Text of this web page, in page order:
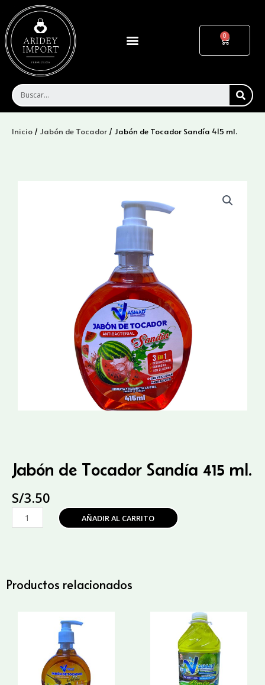
contenido
Menu Cart
Inicio / Jabón de Tocador / Jabón de Tocador Sandía 415 ml.
Jabón de Tocador Sandía 415 ml.
S/3.50
Jabón
de
ml.
AÑADIR AL CARRITO
Productos relacionados